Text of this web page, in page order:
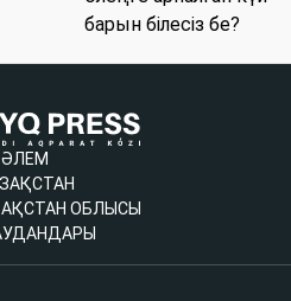
барын білесіз бе?
ӘЛЕМ
ОБЛЫСЫ